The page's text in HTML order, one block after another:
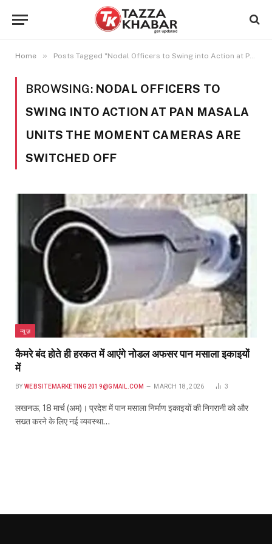
Home » Posts Tagged "Nodal Officers to Swing into Action at Pan Masala Units the Moment Cameras Are Switched Off"
BROWSING: NODAL OFFICERS TO
SWING INTO ACTION AT PAN MASALA
UNITS THE MOMENT CAMERAS ARE
SWITCHED OFF
न्यूज़
कैमरे बंद होते ही हरकत में आएंगे नोडल अफसर पान मसाला इकाइयों
में
BY WEBSITEMARKETING2019@GMAIL.COM MARCH 18, 2026 3
लखनऊ, 18 मार्च (अम)। प्रदेश में पान मसाला निर्माण इकाइयों की निगरानी को और
सख्त करने के लिए नई व्यवस्था…